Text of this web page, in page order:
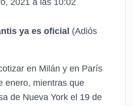
2021 a las 10:02
ya es oficial (Adiós
en Milán y en París
enero, mientras que
de Nueva York el 19 de